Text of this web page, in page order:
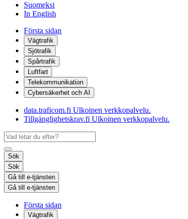
Suomeksi
In English
Första sidan
Vägtrafik
Sjötrafik
Spårtrafik
Luftfart
Telekommunikation
Cybersäkerhet och AI
data.traficom.fi Ulkoinen verkkopalvelu.
Tillgänglighetskrav.fi Ulkoinen verkkopalvelu.
Sök
Sök
Gå till e-tjänsten
Gå till e-tjänsten
Första sidan
Vägtrafik